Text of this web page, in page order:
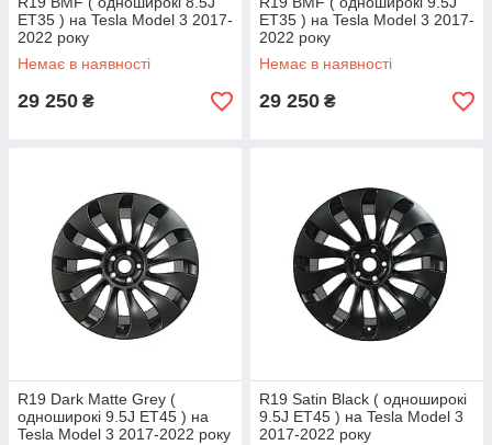
ET35 ) на Tesla Model 3 2017-
2022 року
Немає в наявності
29 250 ₴
ET35 ) на Tesla Model 3 2017-
2022 року
Немає в наявності
29 250 ₴
R19 Dark Matte Grey (
одноширокі 9.5J ET45 ) на
Tesla Model 3 2017-2022 року
R19 Satin Black ( одноширокі
9.5J ET45 ) на Tesla Model 3
2017-2022 року